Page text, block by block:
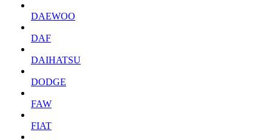
DAEWOO
DAF
DAIHATSU
DODGE
FAW
FIAT